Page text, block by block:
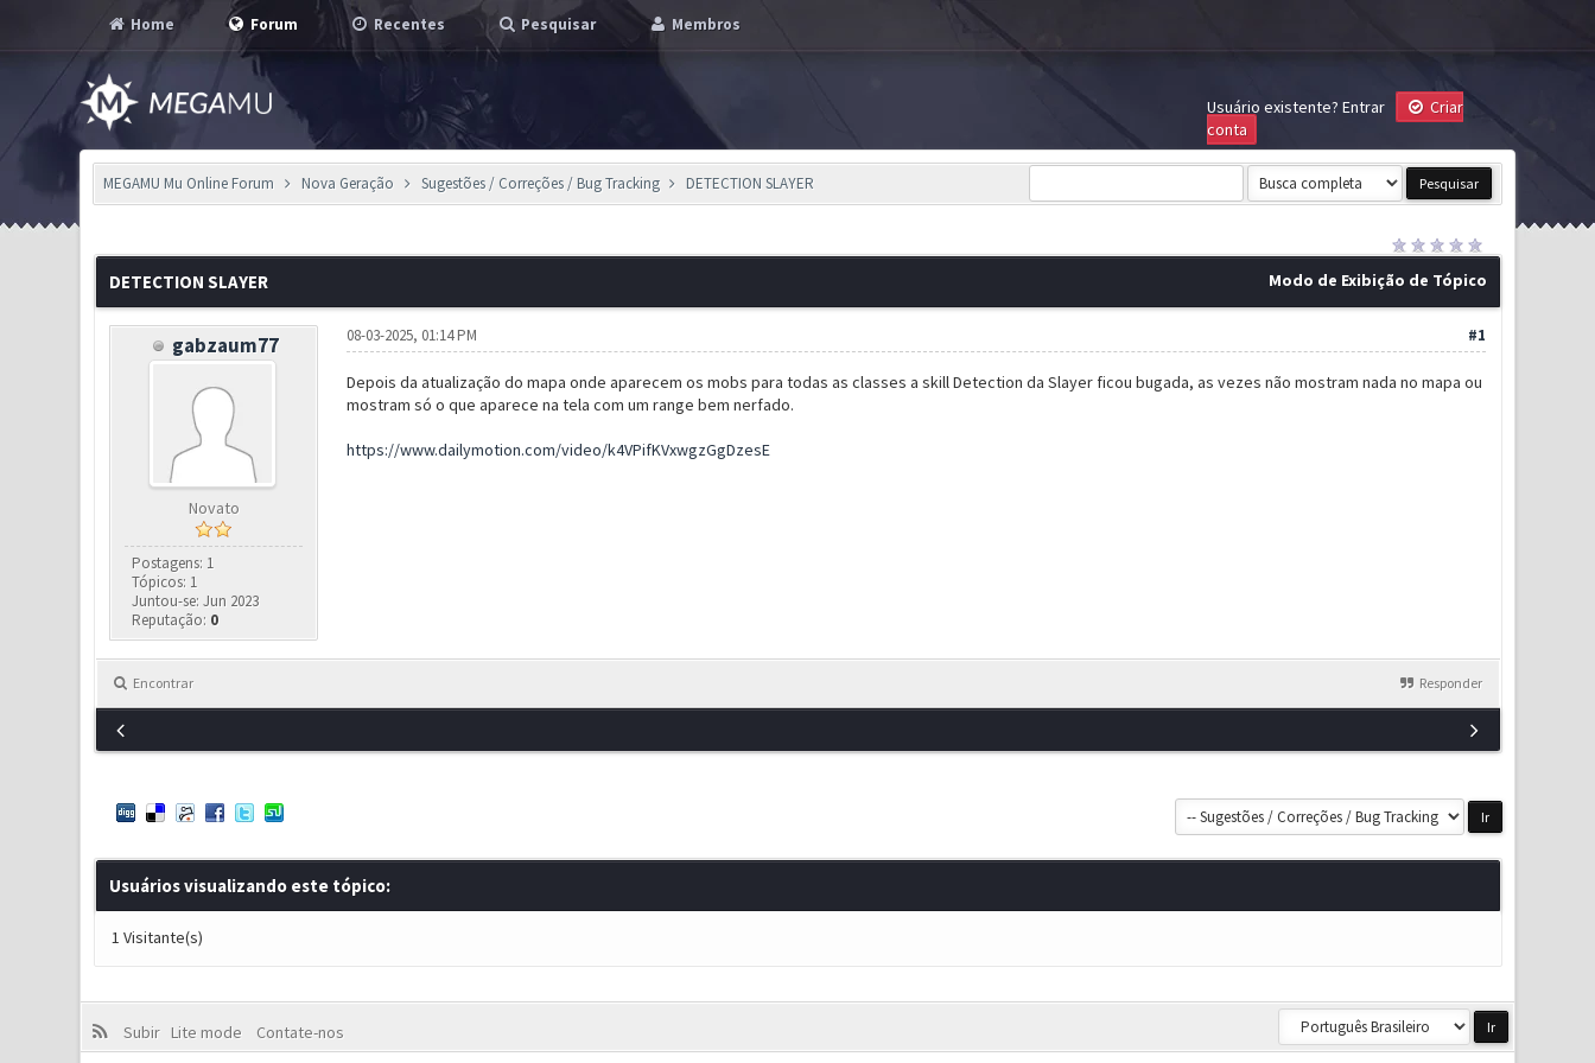
Home Forum Recentes Pesquisar Membros
Usuário existente? Entrar
Criar
conta
MEGAMU Mu Online Forum Nova Geração Sugestões / Correções / Bug Tracking DETECTION SLAYER
Modo de Exibição de Tópico
DETECTION SLAYER
gabzaum77
Novato
Postagens: 1
Tópicos: 1
Juntou-se: Jun 2023
Reputação: 0
#1
08-03-2025, 01:14 PM
Depois da atualização do mapa onde aparecem os mobs para todas as classes a skill Detection da Slayer ficou bugada, as vezes não mostram nada no mapa ou
mostram só o que aparece na tela com um range bem nerfado.
https://www.dailymotion.com/video/k4VPifKVxwgzGgDzesE
Encontrar Responder
Usuários visualizando este tópico:
1 Visitante(s)
Subir Lite mode
Contate-nos